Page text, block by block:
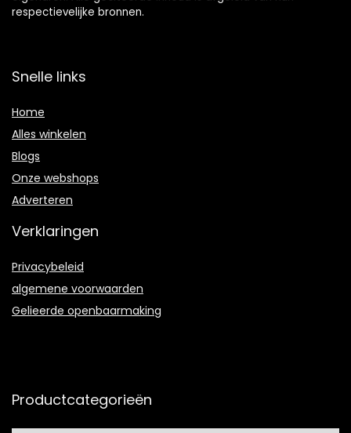
respectievelijke bronnen.
Snelle links
Home
Alles winkelen
Blogs
Onze webshops
Adverteren
Verklaringen
Privacybeleid
algemene voorwaarden
Gelieerde openbaarmaking
Productcategorieën